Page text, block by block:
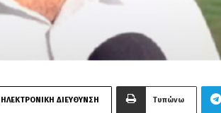
ΗΛΕΚΤΡΟΝΙΚΗ ΔΙΕΥΘΥΝΣΗ Τυπώνω